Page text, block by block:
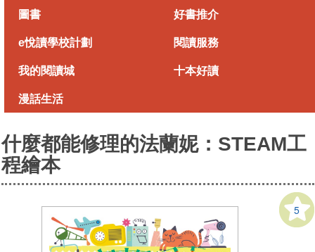
content
圖書 好書推介
e悅讀學校計劃 閱讀服務
我的閱讀城 十本好讀
漫話生活
什麼都能修理的法蘭妮：STEAM工
程繪本
5